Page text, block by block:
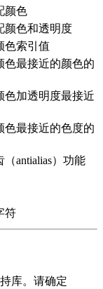
颜色
颜色和透明度
色索引值
色最接近的颜色的
色加透明度最接近
色最接近的色度的
antialias）功能
符
库。请确定